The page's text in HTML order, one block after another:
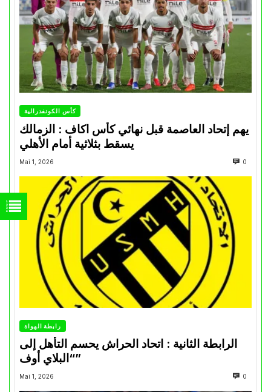
كأس الكونفدرالية
يهم إتحاد العاصمة قبل نهائي كأس اكاف : الزمالك
Mai 1, 2026 0
رابطة الهواة
الرابطة الثانية : اتحاد الحراش يحسم التأهل إلى
“البلاي أوف”
Mai 1, 2026 0